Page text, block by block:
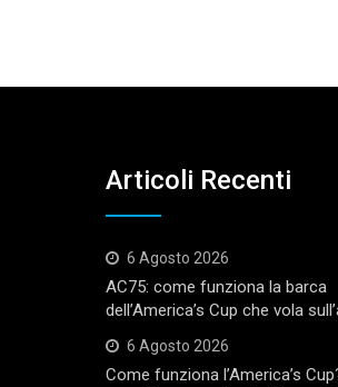
Articoli Recenti
6 Agosto 2026
AC75: come funziona la barca
dell’America’s Cup che vola
6 Agosto 2026
Come funziona l’America’s